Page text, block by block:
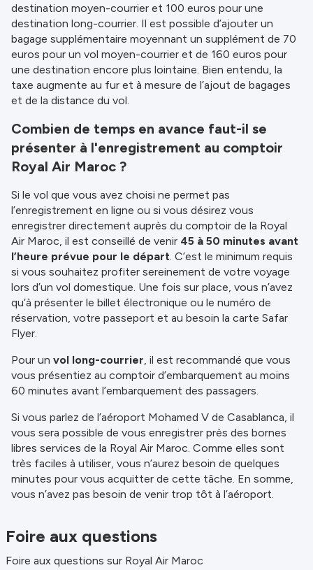
destination moyen-courrier et 100 euros pour une
destination long-courrier. Il est possible d’ajouter un
bagage supplémentaire moyennant un supplément de 70
euros pour un vol moyen-courrier et de 160 euros pour
une destination encore plus lointaine. Bien entendu, la
taxe augmente au fur et à mesure de l’ajout de bagages
et de la distance du vol.
Combien de temps en avance faut-il se
présenter à l'enregistrement au comptoir
Royal Air Maroc ?
Si le vol que vous avez choisi ne permet pas
l’enregistrement en ligne ou si vous désirez vous
enregistrer directement auprès du comptoir de la Royal
Air Maroc, il est conseillé de venir 45 à 50 minutes avant
l’heure prévue pour le départ . C’est le minimum requis
si vous souhaitez profiter sereinement de votre voyage
lors d’un vol domestique. Une fois sur place, vous n’avez
qu’à présenter le billet électronique ou le numéro de
réservation, votre passeport et au besoin la carte Safar
Flyer.
Pour un vol long-courrier , il est recommandé que vous
vous présentiez au comptoir d’embarquement au moins
60 minutes avant l’embarquement des passagers.
Si vous parlez de l’aéroport Mohamed V de Casablanca, il
vous sera possible de vous enregistrer près des bornes
libres services de la Royal Air Maroc. Comme elles sont
très faciles à utiliser, vous n’aurez besoin de quelques
minutes pour vous acquitter de cette tâche. En somme,
vous n’avez pas besoin de venir trop tôt à l’aéroport.
Foire aux questions
Foire aux questions sur Royal Air Maroc